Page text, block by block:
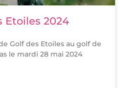
Etoiles 2024
Golf des Etoiles au golf de
le mardi 28 mai 2024